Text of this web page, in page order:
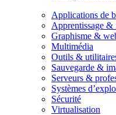
Applications de
Apprentissage &
Graphisme &
Multimédia
Outils &
Sauvegarde &
Serveurs &
Systèmes
Sécurité
Virtualisation